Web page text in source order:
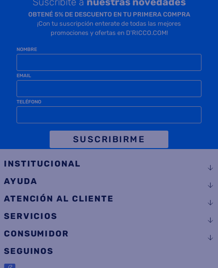
OBTENÉ 5% DE DESCUENTO EN TU PRIMERA COMPRA
¡Con tu suscripción enterate de todas las mejores
promociones y ofertas en D'RICCO.COM!
NOMBRE
EMAIL
TELÉFONO
SUSCRIBIRME
INSTITUCIONAL
AYUDA
ATENCIÓN AL CLIENTE
SERVICIOS
CONSUMIDOR
SEGUINOS